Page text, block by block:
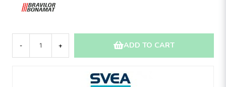
- + ADD TO CART